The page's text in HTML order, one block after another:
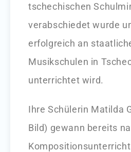
tschechischen
verabschiedet wurde
erfolgreich an
Musikschulen in
unterrichtet wird.
Ihre Schülerin Matilda
Bild) gewann bereits